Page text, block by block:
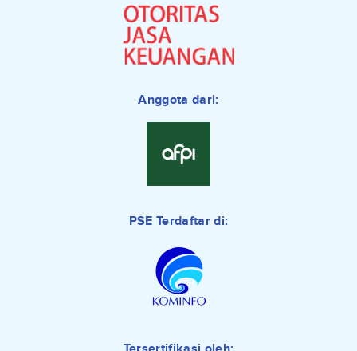
Anggota dari:
PSE Terdaftar di: